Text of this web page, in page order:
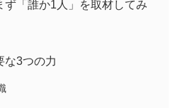
ず「誰か1人」を取材してみ
な3つの力